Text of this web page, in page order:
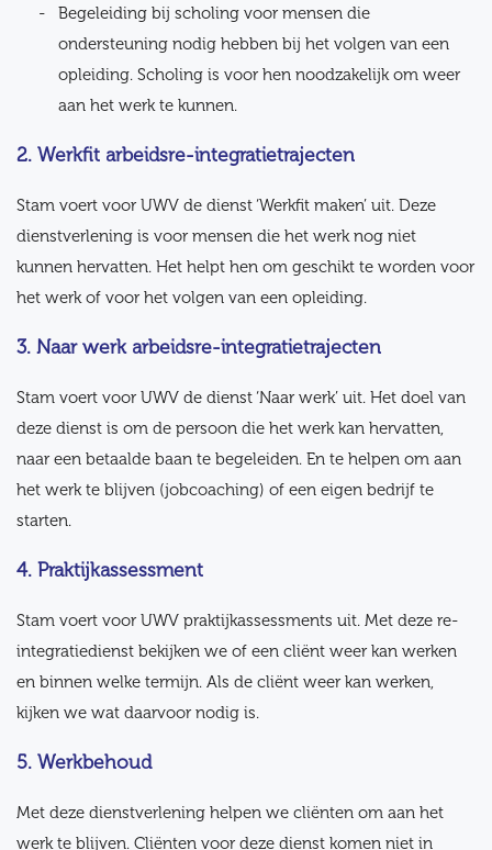
Begeleiding bij scholing voor mensen die
ondersteuning nodig hebben bij het volgen van een
opleiding. Scholing is voor hen noodzakelijk om weer
aan het werk te kunnen.
2. Werkfit arbeidsre-integratietrajecten
Stam voert voor UWV de dienst ‘Werkfit maken’ uit. Deze
dienstverlening is voor mensen die het werk nog niet
kunnen hervatten. Het helpt hen om geschikt te worden voor
het werk of voor het volgen van een opleiding.
3. Naar werk arbeidsre-integratietrajecten
Stam voert voor UWV de dienst ‘Naar werk’ uit. Het doel van
deze dienst is om de persoon die het werk kan hervatten,
naar een betaalde baan te begeleiden. En te helpen om aan
het werk te blijven (jobcoaching) of een eigen bedrijf te
starten.
4. Praktijkassessment
Stam voert voor UWV praktijkassessments uit. Met deze re-
integratiedienst bekijken we of een cliënt weer kan werken
en binnen welke termijn. Als de cliënt weer kan werken,
kijken we wat daarvoor nodig is.
5. Werkbehoud
Met deze dienstverlening helpen we cliënten om aan het
werk te blijven. Cliënten voor deze dienst komen niet in